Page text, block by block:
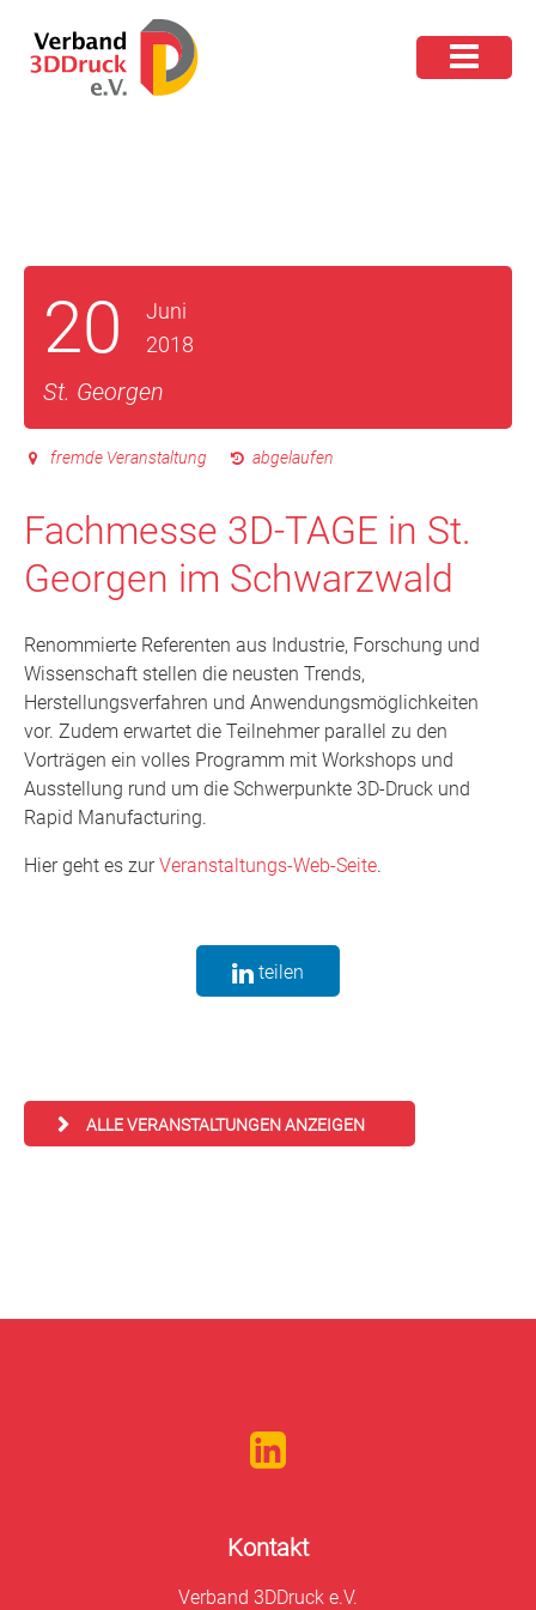
20
Juni
2018
St. Georgen
fremde Veranstaltung abgelaufen
Fachmesse 3D-TAGE in St.
Georgen im Schwarzwald
Renommierte Referenten aus Industrie, Forschung und
Wissenschaft stellen die neusten Trends,
Herstellungsverfahren und Anwendungsmöglichkeiten
vor. Zudem erwartet die Teilnehmer parallel zu den
Vorträgen ein volles Programm mit Workshops und
Ausstellung rund um die Schwerpunkte 3D-Druck und
Rapid Manufacturing.
Hier geht es zurVeranstaltungs-Web-Seite.
teilen
ALLE VERANSTALTUNGEN ANZEIGEN
Kontakt
Verband 3DDruck e.V.